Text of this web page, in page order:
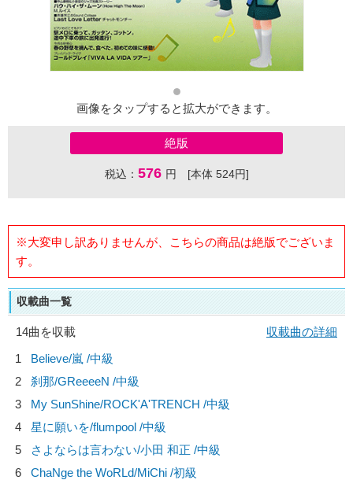
画像をタップすると拡大ができます。
絶版
税込： 576 円 [本体 524円]
※大変申し訳ありませんが、こちらの商品は絶版でございま
す。
収載曲一覧
14曲を収載
収載曲の詳細
1
Believe/嵐 /中級
2
刹那/GReeeeN /中級
3
My SunShine/ROCK'A'TRENCH /中級
4
星に願いを/flumpool /中級
5
さよならは言わない/小田 和正 /中級
6
ChaNge the WoRLd/MiChi /初級